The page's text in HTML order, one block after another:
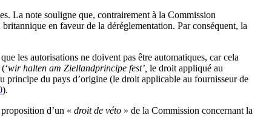
La note souligne que, contrairement à la Commission
en faveur de la déréglementation. Par conséquent, la
les autorisations ne doivent pas être automatiques, car cela
wir halten am Ziellandprincipe fest’, le droit appliqué au
principe du pays d’origine (le droit applicable au fournisseur de
).
d’un « droit de véto » de la Commission concernant la